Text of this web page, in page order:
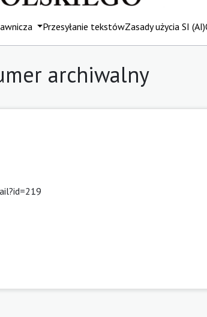
Przesyłanie tekstówZasady użycia SI (AI)
archiwalny